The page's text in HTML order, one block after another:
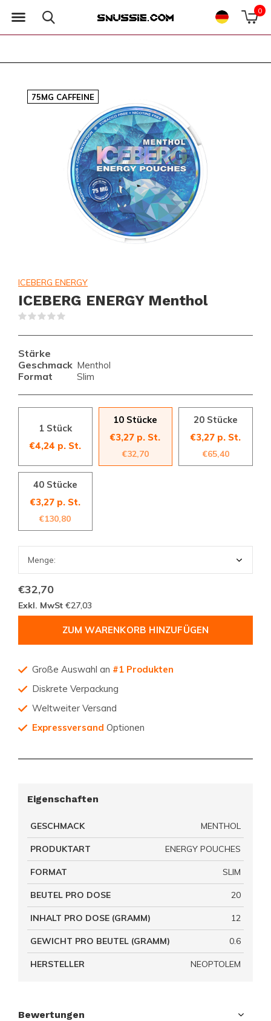
0
75MG CAFFEINE
ICEBERG ENERGY
ICEBERG ENERGY Menthol
Stärke
Geschmack Menthol
Format Slim
1 Stück
€4,24 p. St.
10 Stücke
€3,27 p. St.
€32,70
20 Stücke
€3,27 p. St.
€65,40
40 Stücke
€3,27 p. St.
€130,80
€32,70
Exkl. MwSt €27,03
ZUM WARENKORB HINZUFÜGEN
Große Auswahl an #1 Produkten
Diskrete Verpackung
Weltweiter Versand
Expressversand Optionen
Bewertungen
Eigenschaften
GESCHMACK MENTHOL
PRODUKTART ENERGY POUCHES
FORMAT SLIM
BEUTEL PRO DOSE 20
INHALT PRO DOSE (GRAMM) 12
GEWICHT PRO BEUTEL (GRAMM) 0.6
HERSTELLER NEOPTOLEM